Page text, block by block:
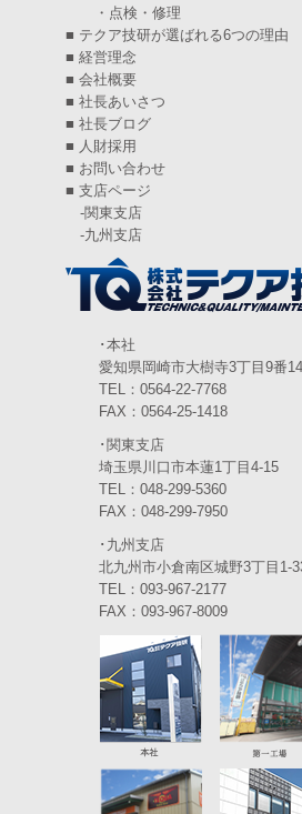
2024年9月(4)
2024年8月(5)
2024年7月(6)
2024年6月 (4)
2024年5月(5)
2024年4月(5)
(6)
2024年2月(4)
(6)
2023年12月(3)
2023年10月(3)
2023年9月(4)
(3)
2023年7月(5)
(5)
(5)
(2)
・点検・修理
■ テクア技研が選ばれる6つの理由
■ 経営理念
■ 会社概要
■ 社長あいさつ
■ 社長ブログ
■ 人財採用
■ お問い合わせ
■ 支店ページ
-関東支店
-九州支店
･本社
愛知県岡崎市大樹寺3丁目9番
TEL：0564-22-7768
FAX：0564-25-1418
･関東支店
埼玉県川口市本蓮1丁目4-15
TEL：048-299-5360
FAX：048-299-7950
･九州支店
北九州市小倉南区城野3丁目1-
TEL：093-967-2177
FAX：093-967-8009